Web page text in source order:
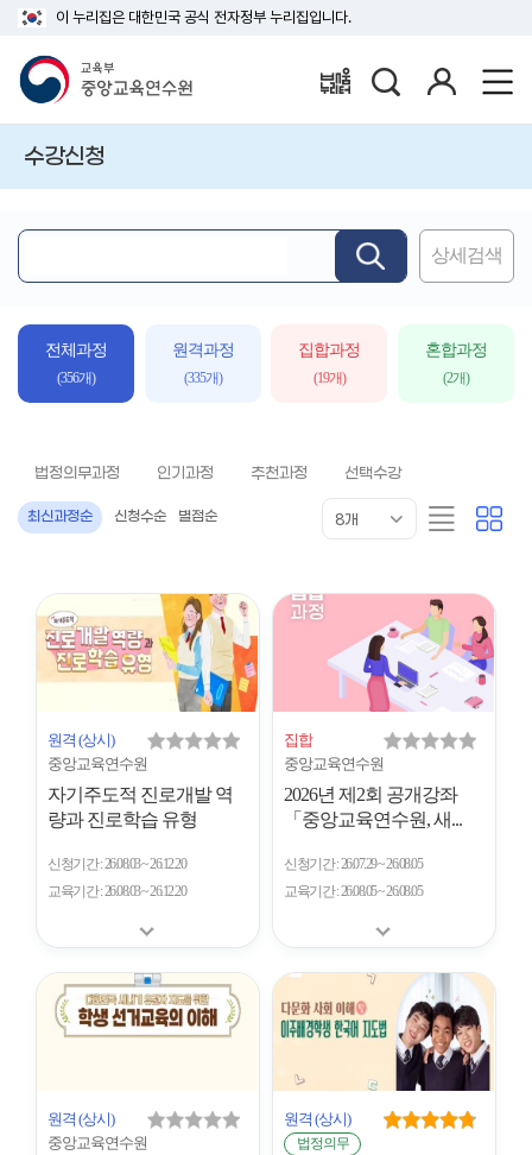
이 누리집은 대한민국 공식 전자정부 누리집입니다.
배움누리터
수강신청
심
상세검색
전체과정
(356개)
원격과정
(335개)
집합과정
(19개)
혼합과정
(2개)
법정의무과정 인기과정 추천과정 선택수강
최신과정순 신청수순 별점순
개
수
8개
리
스
카
드
원격 (상시)
중앙교육연수원
자기주도적 진로개발 역
량과 진로학습 유형
신청기간 26.08.03 ~ 26.12.20
교육기간 26.08.03 ~ 26.12.20
집합
중앙교육연수원
2026년 제2회 공개강좌
「중앙교육연수원, 새...
신청기간 26.07.29 ~ 26.08.05
교육기간 26.08.05 ~ 26.08.05
원격 (상시)
중앙교육연수원
원격 (상시)
법정의무